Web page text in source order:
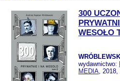
300
WESOŁO
wydawnictwo:
MEDIA, 2018,